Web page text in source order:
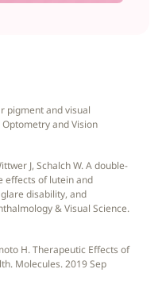
pigment and visual
and Vision
J, Schalch W. A double-
effects of lutein and
disability, and
& Visual Science.
H. Therapeutic Effects of
Molecules. 2019 Sep